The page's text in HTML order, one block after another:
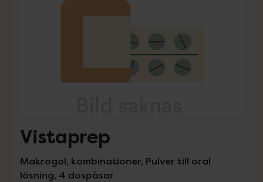
Vistaprep
Makrogol, kombinationer, Pulver till oral
lösning, 4 dospåsar